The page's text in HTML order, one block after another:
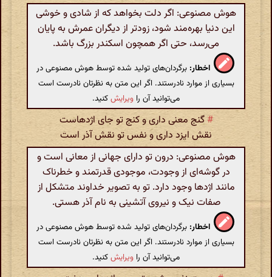
هوش مصنوعی: اگر دلت بخواهد که از شادی و خوشی
این دنیا بهره‌مند شود، زودتر از دیگران عمرش به پایان
می‌رسد، حتی اگر همچون اسکندر بزرگ باشد.
اخطار: برگردان‌های تولید شده توسط هوش مصنوعی در
بسیاری از موارد نادرستند. اگر این متن به نظرتان نادرست است
می‌توانید آن را ویرایشکنید.
#گنج معنی داری و کنج تو جای اژدهاست
نقش ایزد داری و نفس تو نقش آذر است
هوش مصنوعی: درون تو دارای جهانی از معانی است و
در گوشه‌ای از وجودت، موجودی قدرتمند و خطرناک
مانند اژدها وجود دارد. تو به تصویر خداوند متشکل از
صفات نیک و نیروی آتشینی به نام آذر هستی.
اخطار: برگردان‌های تولید شده توسط هوش مصنوعی در
بسیاری از موارد نادرستند. اگر این متن به نظرتان نادرست است
می‌توانید آن را ویرایشکنید.